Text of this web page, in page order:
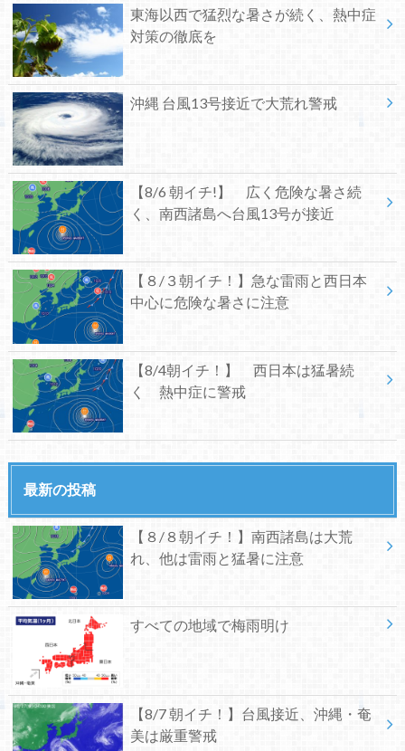
東海以西で猛烈な暑さが続く、熱中症
対策の徹底を
沖縄 台風13号接近で大荒れ警戒
【8/6 朝イチ!】 広く危険な暑さ続
く、南西諸島へ台風13号が接近
【８/３朝イチ！】急な雷雨と西日本
中心に危険な暑さに注意
【8/4朝イチ！】 西日本は猛暑続
く 熱中症に警戒
最新の投稿
【８/８朝イチ！】南西諸島は大荒
れ、他は雷雨と猛暑に注意
すべての地域で梅雨明け
【8/7 朝イチ！】台風接近、沖縄・奄
美は厳重警戒